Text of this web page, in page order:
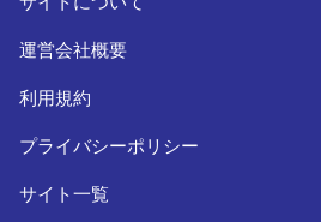
運営会社概要
利用規約
プライバシーポリシー
サイト一覧